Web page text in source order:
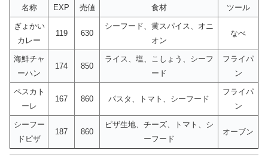
名称 EXP 売値 食材 ツール
ぎょかい
カレー
119 630
シーフード、黄スパイス、オニ
オン
なべ
海鮮チャ
ーハン
174 850
ライス、塩、こしょう、シーフ
ード
フライパ
ン
ペスカト
ーレ
167 860 パスタ、トマト、シーフード
フライパ
ン
シーフー
ドピザ
187 860
ピザ生地、チーズ、トマト、シ
ーフード
オーブン